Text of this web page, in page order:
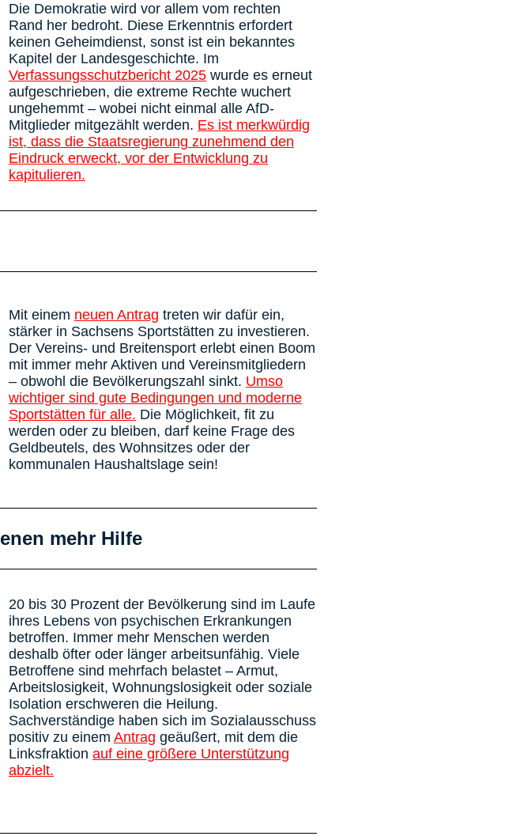
Die Demokratie wird vor allem vom rechten
Rand her bedroht. Diese Erkenntnis erfordert
keinen Geheimdienst, sonst ist ein bekanntes
Kapitel der Landesgeschichte. Im
Verfassungsschutzbericht 2025 wurde es erneut
aufgeschrieben, die extreme Rechte wuchert
ungehemmt – wobei nicht einmal alle AfD-
Mitglieder mitgezählt werden. Es ist merkwürdig
ist, dass die Staatsregierung zunehmend den
Eindruck erweckt, vor der Entwicklung zu
kapitulieren.
Mit einem neuen Antrag treten wir dafür ein,
stärker in Sachsens Sportstätten zu investieren.
Der Vereins- und Breitensport erlebt einen Boom
mit immer mehr Aktiven und Vereinsmitgliedern
– obwohl die Bevölkerungszahl sinkt. Umso
wichtiger sind gute Bedingungen und moderne
Sportstätten für alle. Die Möglichkeit, fit zu
werden oder zu bleiben, darf keine Frage des
Geldbeutels, des Wohnsitzes oder der
kommunalen Haushaltslage sein!
mehr Hilfe
20 bis 30 Prozent der Bevölkerung sind im Laufe
ihres Lebens von psychischen Erkrankungen
betroffen. Immer mehr Menschen werden
deshalb öfter oder länger arbeitsunfähig. Viele
Betroffene sind mehrfach belastet – Armut,
Arbeitslosigkeit, Wohnungslosigkeit oder soziale
Isolation erschweren die Heilung.
Sachverständige haben sich im Sozialausschuss
positiv zu einem Antrag geäußert, mit dem die
Linksfraktion auf eine größere Unterstützung
abzielt.